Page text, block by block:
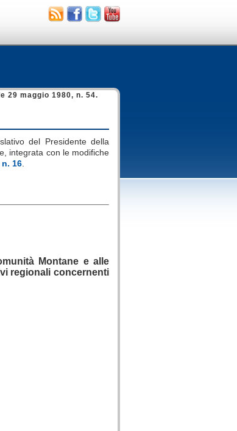
29 maggio 1980, n. 54.
del Presidente della
integrata con le modifiche
16.
Montane e alle
regionali concernenti